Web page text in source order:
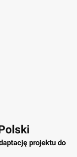
projektu do